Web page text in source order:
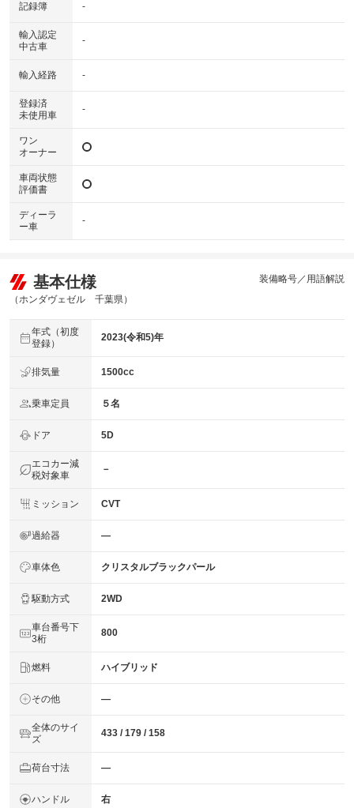
記録簿 -
輸入認定
中古車
-
輸入経路 -
登録済
未使用車
-
ワン
オーナー
車両状態
評価書
ディーラ
ー車
-
基本仕様
（ホンダヴェゼル 千葉県）
装備略号／用語解説
年式（初度
登録）
2023(令和5)年
排気量 1500cc
乗車定員 ５名
ドア 5D
エコカー減
税対象車
－
ミッション CVT
過給器 ―
車体色 クリスタルブラックパール
駆動方式 2WD
車台番号下
3桁
800
燃料 ハイブリッド
その他 ―
全体のサイ
ズ
433 / 179 / 158
荷台寸法 ―
ハンドル 右